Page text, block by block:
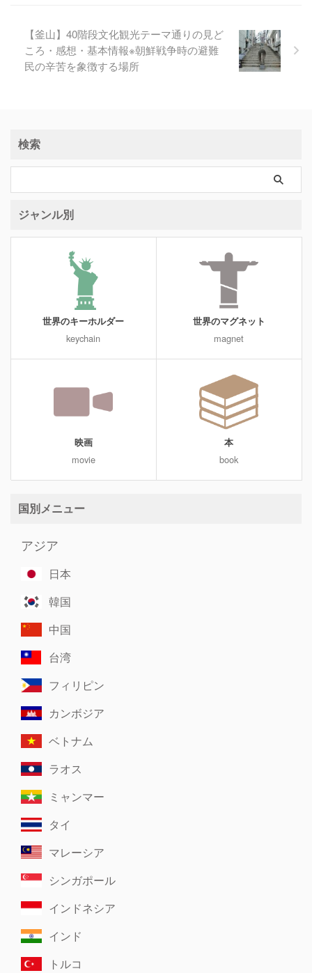
【釜山】40階段文化観光テーマ通りの見ど
ころ・感想・基本情報※朝鮮戦争時の避難
民の辛苦を象徴する場所
検索
ジャンル別
世界のキーホルダー
keychain
世界のマグネット
magnet
映画
movie
本
book
国別メニュー
アジア
日本
韓国
中国
台湾
フィリピン
カンボジア
ベトナム
ラオス
ミャンマー
タイ
マレーシア
シンガポール
インドネシア
インド
トルコ